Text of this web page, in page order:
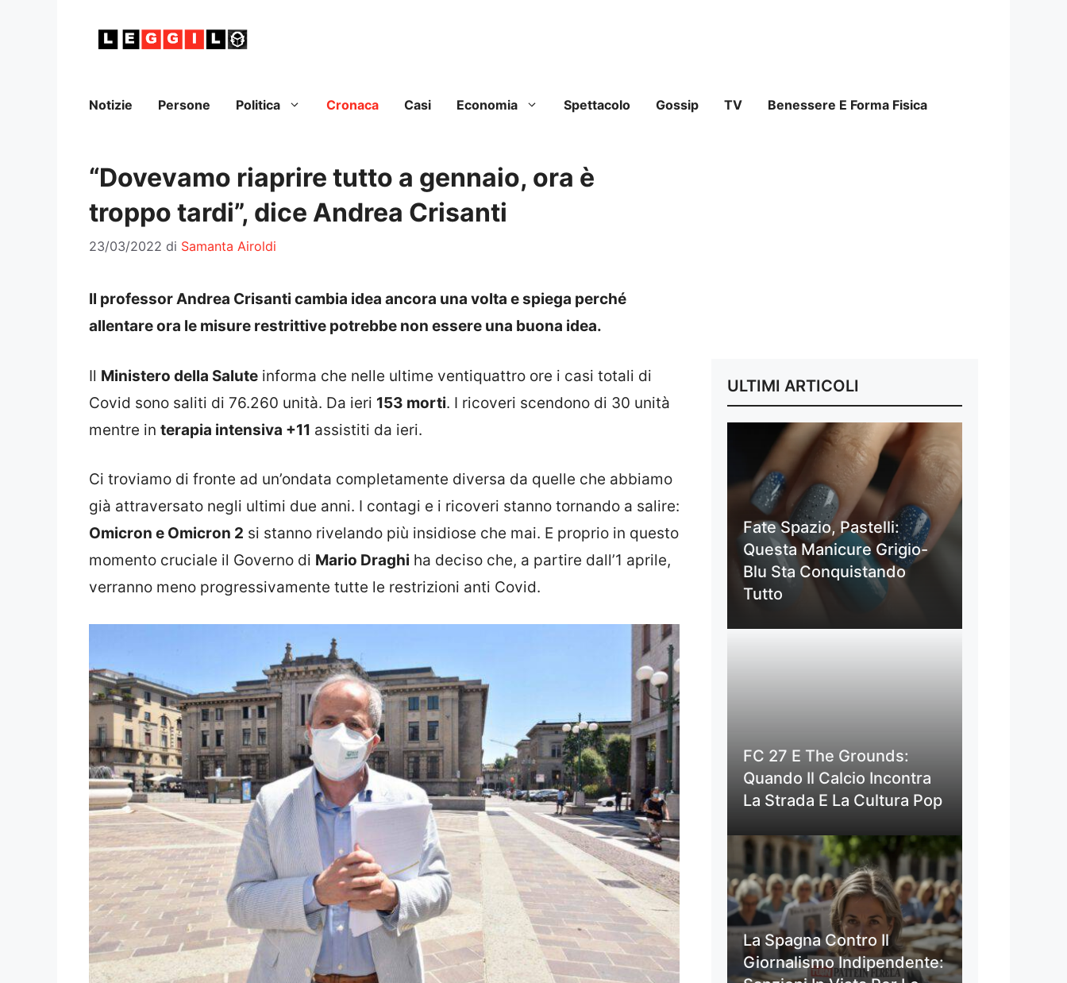
Notizie Persone Politica Cronaca Casi Economia Spettacolo Gossip TV Benessere E Forma Fisica
“Dovevamo riaprire tutto a gennaio, ora è
troppo tardi”, dice Andrea Crisanti
23/03/2022 di Samanta Airoldi
Il professor Andrea Crisanti cambia idea ancora una volta e spiega perché
allentare ora le misure restrittive potrebbe non essere una buona idea.
Il Ministero della Salute informa che nelle ultime ventiquattro ore i casi totali di
Covid sono saliti di 76.260 unità. Da ieri 153 morti. I ricoveri scendono di 30 unità
mentre in terapia intensiva +11 assistiti da ieri.
Ci troviamo di fronte ad un’ondata completamente diversa da quelle che abbiamo
già attraversato negli ultimi due anni. I contagi e i ricoveri stanno tornando a salire:
Omicron e Omicron 2 si stanno rivelando più insidiose che mai. E proprio in questo
momento cruciale il Governo di Mario Draghi ha deciso che, a partire dall’1 aprile,
verranno meno progressivamente tutte le restrizioni anti Covid.
ULTIMI ARTICOLI
Fate Spazio, Pastelli:
Questa Manicure Grigio-
Blu Sta Conquistando
Tutto
FC 27 E The Grounds:
Quando Il Calcio Incontra
La Strada E La Cultura Pop
La Spagna Contro Il
Giornalismo Indipendente: